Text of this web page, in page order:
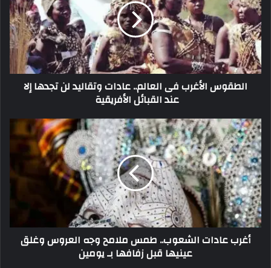
الطقوس الأغرب فى العالم.. عادات وتقاليد لن تجدها إلا
عند القبائل الأفريقية
أغرب عادات الشعوب.. طمس ملامح وجه العروس وغلق
عينيها قبل زفافها بـ يومين